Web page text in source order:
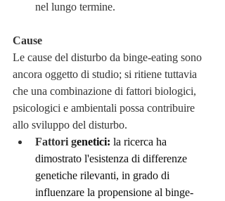
nel lungo termine.
Cause
Le cause del disturbo da binge-eating sono
ancora oggetto di studio; si ritiene tuttavia
che una combinazione di fattori biologici,
psicologici e ambientali possa contribuire
allo sviluppo del disturbo.
Fattori genetici: la ricerca ha
dimostrato l'esistenza di differenze
genetiche rilevanti, in grado di
influenzare la propensione al binge-